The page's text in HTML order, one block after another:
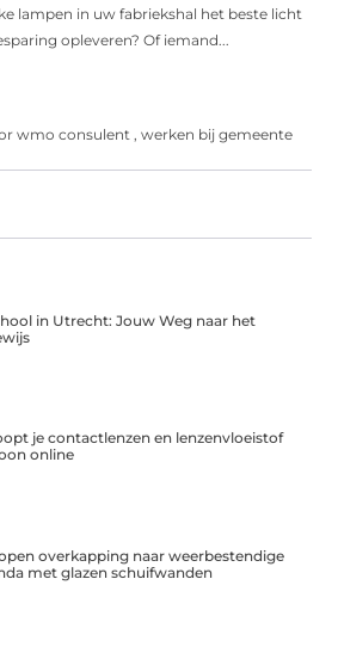
lampen in uw fabriekshal het beste licht
opleveren? Of iemand...
wmo consulent ,werken bij gemeente
in Utrecht: Jouw Weg naar het
je contactlenzen en lenzenvloeistof
online
overkapping naar weerbestendige
met glazen schuifwanden